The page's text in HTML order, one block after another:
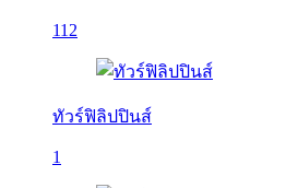
112
ทัวร์ฟิลิปปินส์
1